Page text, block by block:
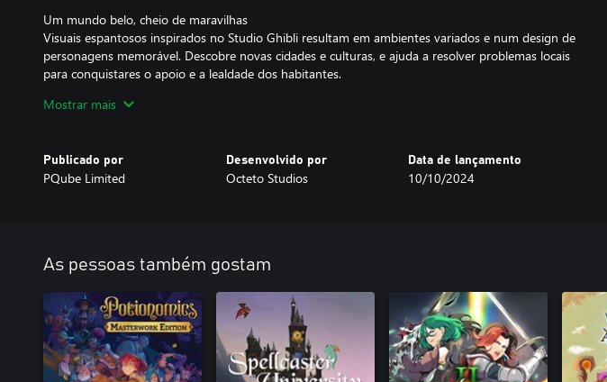
Um mundo belo, cheio de maravilhas
Visuais espantosos inspirados no Studio Ghibli resultam em ambientes variados e num design de
personagens memorável. Descobre novas cidades e culturas, e ajuda a resolver problemas locais
para conquistares o apoio e a lealdade dos habitantes.
Banda sonora orquestral original
Mostrar mais
Publicado por
PQube Limited
Desenvolvido por
Octeto Studios
Data de lançamento
10/10/2024
As pessoas também gostam